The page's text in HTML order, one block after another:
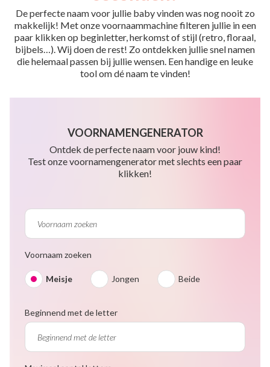
De perfecte naam voor jullie baby vinden was nog nooit zo
makkelijk! Met onze voornaammachine filteren jullie in een
paar klikken op beginletter, herkomst of stijl (retro, floraal,
bijbels…). Wij doen de rest! Zo ontdekken jullie snel namen
die helemaal passen bij jullie wensen. Een handige en leuke
tool om dé naam te vinden!
VOORNAMENGENERATOR
Ontdek de perfecte naam voor jouw kind!
Test onze voornamengenerator met slechts een paar
klikken!
Voornaam zoeken
Meisje Jongen Beide
Beginnend met de letter